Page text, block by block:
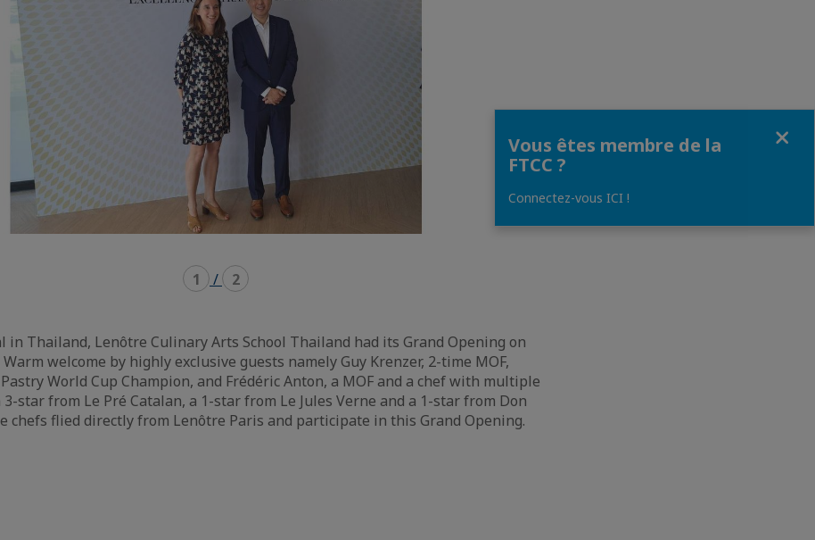
1 / 2
in Thailand, Lenôtre Culinary Arts School Thailand had its Grand Opening on
Warm welcome by highly exclusive guests namely Guy Krenzer, 2-time MOF,
World Cup Champion, and Frédéric Anton, a MOF and a chef with multiple
star from Le Pré Catalan, a 1-star from Le Jules Verne and a 1-star from Don
chefs flied directly from Lenôtre Paris and participate in this Grand Opening.
Vous êtes membre de la
FTCC ?
Connectez-vous ICI !